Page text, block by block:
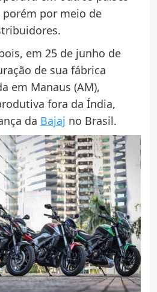
porém por meio de
em 25 de junho de
de sua fábrica
em Manaus (AM),
fora da Índia,
da Bajaj no Brasil.